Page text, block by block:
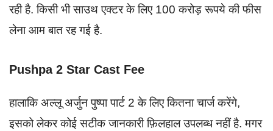
रही है. किसी भी साउथ एक्टर के लिए 100 करोड़ रूपये की फीस
लेना आम बात रह गई है.
Pushpa 2 Star Cast Fee
हालाकि अल्लू अर्जुन पुष्पा पार्ट 2 के लिए कितना चार्ज करेंगे,
इसको लेकर कोई सटीक जानकारी फ़िलहाल उपलब्ध नहीं है. मगर